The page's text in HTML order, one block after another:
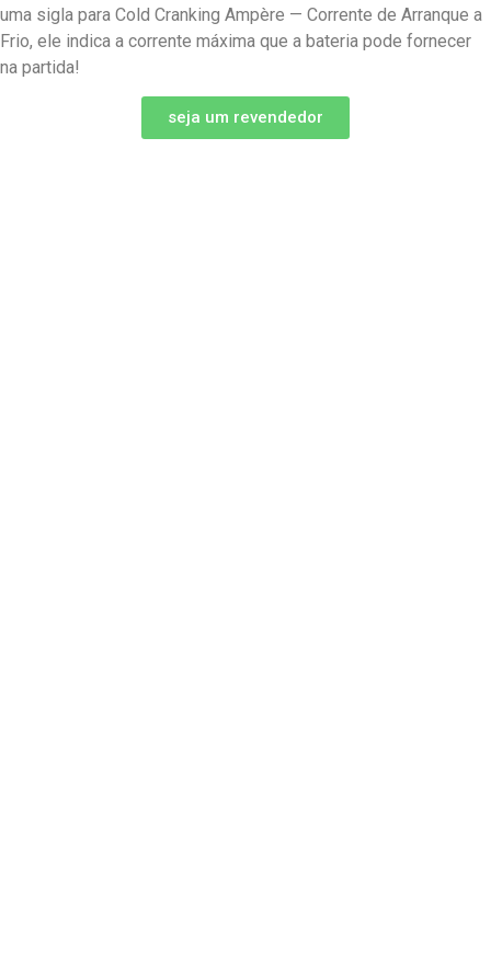
uma sigla para Cold Cranking Ampère — Corrente de Arranque a
Frio, ele indica a corrente máxima que a bateria pode fornecer
na partida!
seja um revendedor